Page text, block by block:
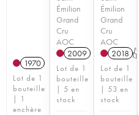
1970
Lot de 1
bouteille
| 1
enchère
Émilion
Grand
Cru
AOC
2009
Lot de 1
bouteille
| 5 en
stock
Émilion
Grand
Cru
AOC
2018 T
Lot de 1
bouteille
| 53 en
stock